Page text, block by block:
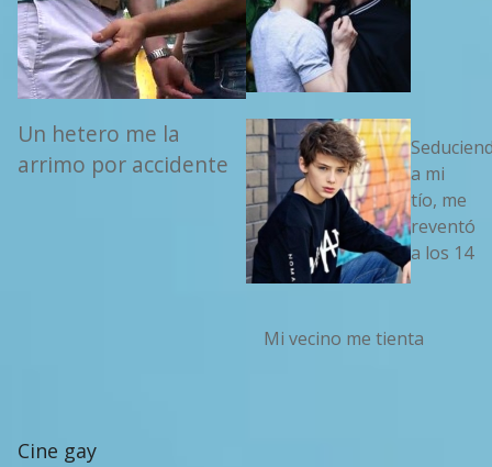
Un hetero me la
arrimo por accidente
a mi
tío, me
reventó
a los 14
Mi vecino me tienta
Cine gay